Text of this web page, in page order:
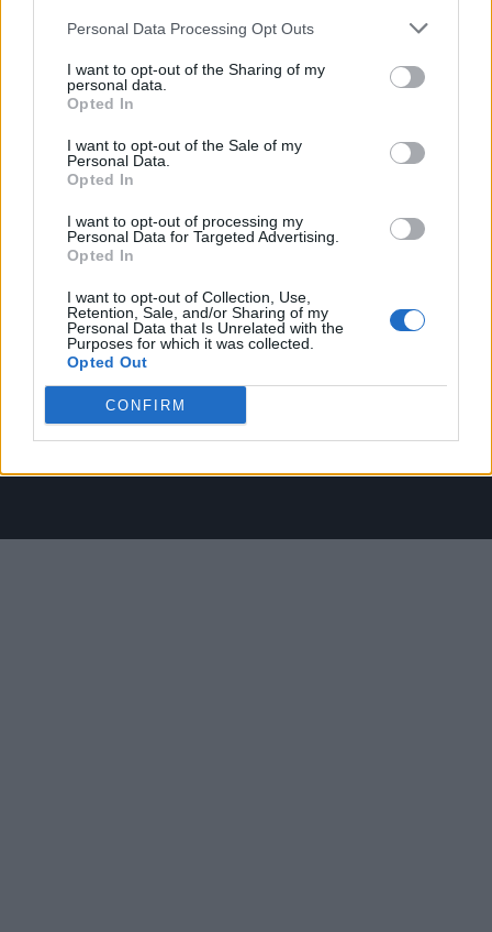
Personal Data Processing Opt Outs
I want to opt-out of the Sharing of my
personal data.
Opted In
I want to opt-out of the Sale of my
Personal Data.
Opted In
I want to opt-out of processing my
Personal Data for Targeted Advertising.
Opted In
I want to opt-out of Collection, Use,
Retention, Sale, and/or Sharing of my
Personal Data that Is Unrelated with the
Purposes for which it was collected.
Opted Out
CONFIRM
VAI ALLA VERSIONE CLASSICA
Alcune foto (screenshot) ed articoli presenti su "Juventus Magazine" sono in parte giunti
da internet, in quanto arrivati alla nostra attenzione attraverso regolari comunicati
stampa con immagini e testi allegati ed autorizzati alla pubblicazione, e quindi valutati
di pubblico dominio. Se i soggetti o gli autori avessero qualcosa in contrario alla
pubblicazione, non avranno che da segnalarlo alla redazione (indirizzo email:
redazione@napolimagazine.com
"Juventus Magazine" non è una testata giornalistica, ma un sito di informazione di
proprietà di Napoli Magazine, e non è in alcun modo collegato alla Juventus S.p.A., che
ne detiene tutti i marchi e diritti.